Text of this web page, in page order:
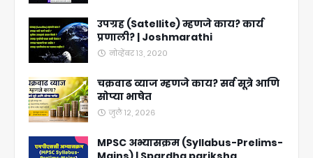
उपग्रह (Satellite) म्हणजे काय? कार्य
प्रणाली? | Joshmarathi
नोव्हेंबर १३, २०२०
चक्रवाढ व्याज म्हणजे काय? सर्व सूत्रे आणि
सोप्या भाषेत
जुलै १२, २०२६
MPSC अभ्यासक्रम (Syllabus-Prelims-